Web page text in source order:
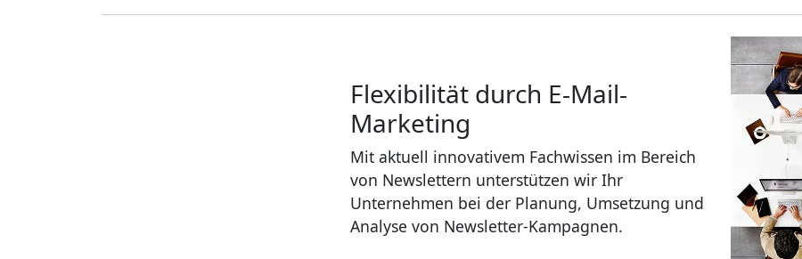
Flexibilität durch E-Mail-
Marketing
Mit aktuell innovativem Fachwissen im Bereich
von Newslettern unterstützen wir Ihr
Unternehmen bei der Planung, Umsetzung und
Analyse von Newsletter-Kampagnen.